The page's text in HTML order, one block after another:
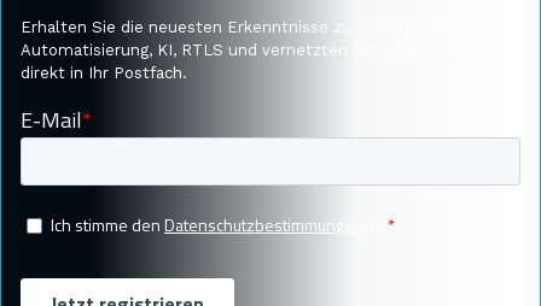
Erhalten Sie die neuesten Erkenntnisse zu industrieller
Automatisierung, KI, RTLS und vernetzten Betriebsabläufen
direkt in Ihr Postfach.